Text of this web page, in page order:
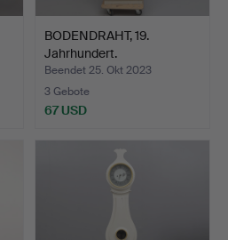
BODENDRAHT, 19.
Jahrhundert.
Beendet 25. Okt 2023
3 Gebote
67 USD